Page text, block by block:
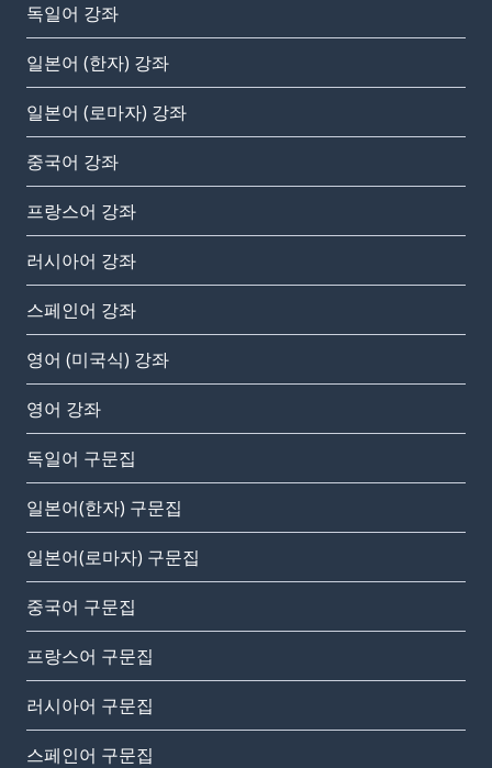
독일어 강좌
일본어 (한자) 강좌
일본어 (로마자) 강좌
중국어 강좌
프랑스어 강좌
러시아어 강좌
스페인어 강좌
영어 (미국식) 강좌
영어 강좌
독일어 구문집
일본어(한자) 구문집
일본어(로마자) 구문집
중국어 구문집
프랑스어 구문집
러시아어 구문집
스페인어 구문집